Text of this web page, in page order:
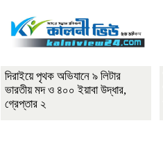
দিরাইয়ে পৃথক অভিযানে ৯ লিটার
ভারতীয় মদ ও ৪০০ ইয়াবা উদ্ধার,
গ্রেপ্তার ২